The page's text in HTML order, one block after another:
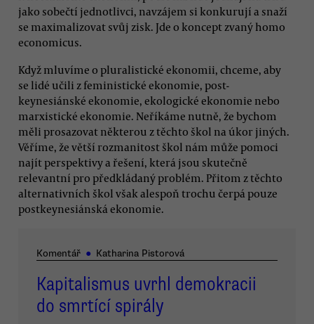
jako sobečtí jednotlivci, navzájem si konkurují a snaží
se maximalizovat svůj zisk. Jde o koncept zvaný homo
economicus.
Když mluvíme o pluralistické ekonomii, chceme, aby
se lidé učili z feministické ekonomie, post-
keynesiánské ekonomie, ekologické ekonomie nebo
marxistické ekonomie. Neříkáme nutně, že bychom
měli prosazovat některou z těchto škol na úkor jiných.
Věříme, že větší rozmanitost škol nám může pomoci
najít perspektivy a řešení, která jsou skutečně
relevantní pro předkládaný problém. Přitom z těchto
alternativních škol však alespoň trochu čerpá pouze
postkeynesiánská ekonomie.
Komentář ● Katharina Pistorová
Kapitalismus uvrhl demokracii
do smrtící spirály